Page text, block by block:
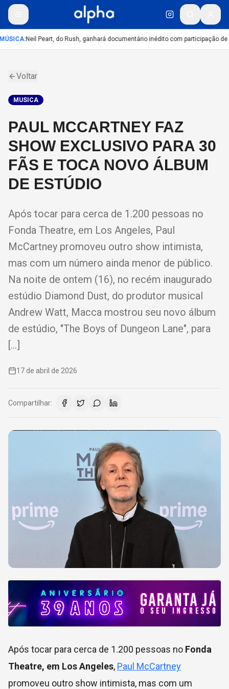
:Neil Peart, do Rush, ganhará documentário inédito com participação de
Voltar
MUSICA
PAUL MCCARTNEY FAZ
SHOW EXCLUSIVO PARA 30
FÃS E TOCA NOVO ÁLBUM
DE ESTÚDIO
Após tocar para cerca de 1.200 pessoas no
Fonda Theatre, em Los Angeles, Paul
McCartney promoveu outro show intimista,
mas com um número ainda menor de público.
Na noite de ontem (16), no recém inaugurado
estúdio Diamond Dust, do produtor musical
Andrew Watt, Macca mostrou seu novo álbum
de estúdio, "The Boys of Dungeon Lane", para
[…]
17 de abril de 2026
Compartilhar:
Após tocar para cerca de 1.200 pessoas no Fonda
Theatre, em Los Angeles, Paul McCartney
promoveu outro show intimista, mas com um